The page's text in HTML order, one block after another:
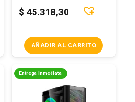
$ 45.318,30
AÑADIR AL CARRITO
Entrega Inmediata